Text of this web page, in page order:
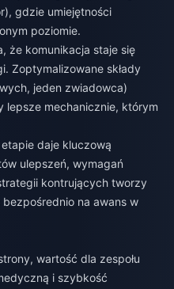
gdzie umiejętności
poziomie.
że komunikacja staje się
Zoptymalizowane składy
jeden zwiadowca)
lepsze mechanicznie, którym
daje kluczową
ulepszeń, wymagań
kontrujących tworzy
na awans w
wartość dla zespołu
i szybkość